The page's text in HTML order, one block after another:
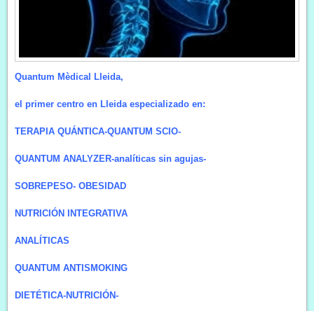
Quantum Mèdical Lleida,
el primer centro en Lleida especializado en:
TERAPIA QUÁNTICA-QUANTUM SCIO-
QUANTUM ANALYZER-analíticas sin agujas-
SOBREPESO- OBESIDAD
NUTRICIÓN INTEGRATIVA
ANALÍTICAS
QUANTUM ANTISMOKING
DIETÉTICA-NUTRICIÓN-